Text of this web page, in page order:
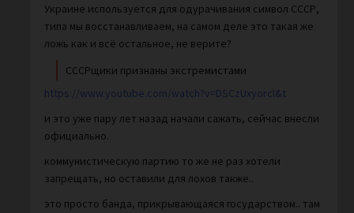
Украине используется для одурачивания символ СССР,
типа мы восстанавливаем, на самом деле это такая же
ложь как и всё остальное, не верите?
СССРщики признаны экстрeмиcтами
https://www.youtube.com/watch?v=DSCzUxyorcI&t
и это уже пару лет назад начали сажать, сейчас внесли
официально.
коммунистическую партию то же не раз хотели
запрещать, но оставили для лохов также..
это просто банда, прикрывающаяся государством.. там